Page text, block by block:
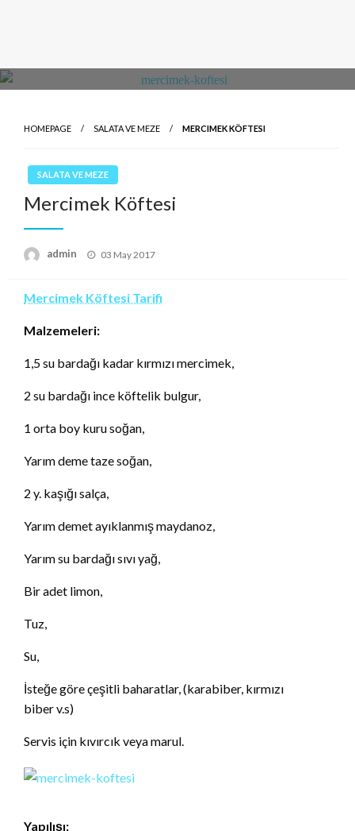
HOMEPAGE SALATA VE MEZE MERCIMEK KÖFTESI
SALATA VE MEZE
Mercimek Köftesi
admin
Posted
03 May 2017
Mercimek Köftesi Tarifi
Malzemeleri:
1,5 su bardağı kadar kırmızı mercimek,
2 su bardağı ince köftelik bulgur,
1 orta boy kuru soğan,
Yarım deme taze soğan,
2 y. kaşığı salça,
Yarım demet ayıklanmış maydanoz,
Yarım su bardağı sıvı yağ,
Bir adet limon,
Tuz,
Su,
İsteğe göre çeşitli baharatlar, (karabiber, kırmızı
biber v.s)
Servis için kıvırcık veya marul.
Yapılışı: